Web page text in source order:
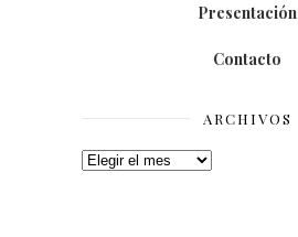
Presentación
Contacto
ARCHIVOS
Archivos